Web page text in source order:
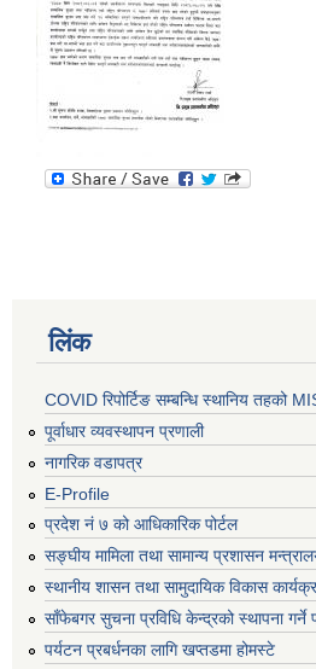
लिंक
COVID रिपोर्टिङ सम्बन्धि स्थानिय तहको
पूर्वाधार व्यवस्थापन प्रणाली
नागरिक वडापत्र
E-Profile
प्रदेश नं ७ को आधिकारिक पोर्टल
सङ्घीय मामिला तथा सामान्य प्रशासन
स्थानीय शासन तथा सामुदायिक विकास
साँफेबगर सुचना प्रविधि केन्द्रको स्थापना गर्ने
पर्यटन प्रबर्धनका लागि खप्तडमा होमस्टे